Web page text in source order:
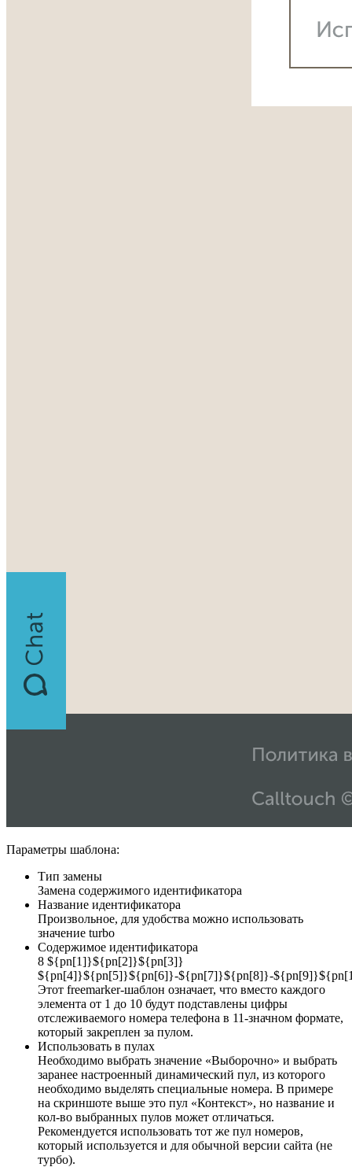
Параметры шаблона:
Тип замены
Замена содержимого идентификатора
Название идентификатора
Произвольное, для удобства можно использовать
значение turbo
Содержимое идентификатора
8 ${pn[1]}${pn[2]}${pn[3]}
${pn[4]}${pn[5]}${pn[6]}-${pn[7]}${pn[8]}-
Этот freemarker-шаблон означает, что вместо каждого
элемента от 1 до 10 будут подставлены цифры
отслеживаемого номера телефона в 11-значном формате,
который закреплен за пулом.
Использовать в пулах
Необходимо выбрать значение «Выборочно» и выбрать
заранее настроенный динамический пул, из которого
необходимо выделять специальные номера. В примере
на скриншоте выше это пул «Контекст», но название и
кол-во выбранных пулов может отличаться.
Рекомендуется использовать тот же пул номеров,
который используется и для обычной версии сайта (не
турбо).